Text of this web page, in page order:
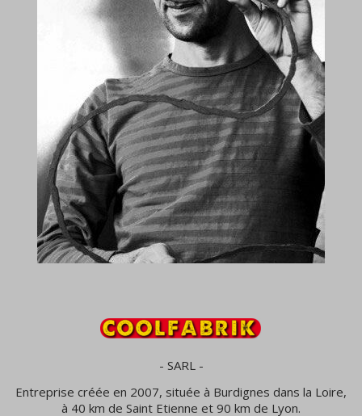
- SARL -
Entreprise créée en 2007, située à Burdignes dans la Loire,
à 40 km de Saint Etienne et 90 km de Lyon.